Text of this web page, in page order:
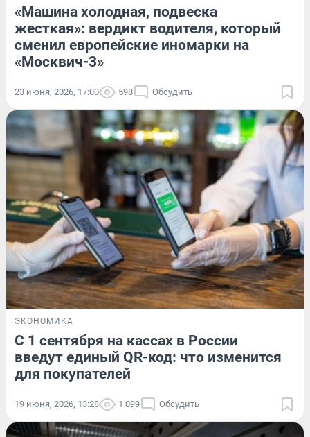
«Машина холодная, подвеска
жесткая»: вердикт водителя, который
сменил европейские иномарки на
«Москвич-3»
23 июня, 2026, 17:00 598 Обсудить
ЭКОНОМИКА
С 1 сентября на кассах в России
введут единый QR-код: что изменится
для покупателей
19 июня, 2026, 13:28 1 099 Обсудить